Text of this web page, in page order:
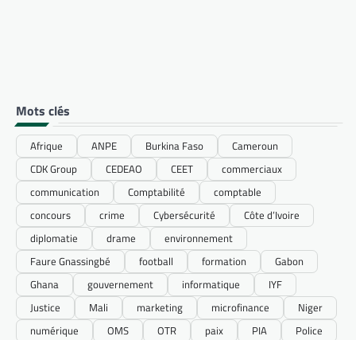
Mots clés
Afrique ANPE Burkina Faso
Cameroun
CDK Group
CEDEAO CEET
commerciaux
communication
Comptabilité
comptable
concours
crime Cybersécurité
Côte d’Ivoire
diplomatie
drame
environnement
Faure Gnassingbé
football formation
Gabon
Ghana
gouvernement informatique
IYF
Justice
Mali marketing microfinance
Niger
numérique
OMS OTR paix PIA
Police